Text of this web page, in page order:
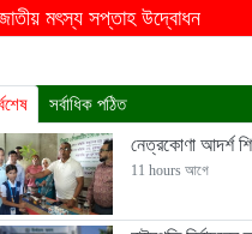
জাতীয় মৎস্য সপ্তাহ উদ্বোধন
আরেক কাণ্ড
বাগানে পড়েছিল নারীর
সর্বাধিক পঠিত
নেত্রকোণা আদর্শ
11 hours আগে